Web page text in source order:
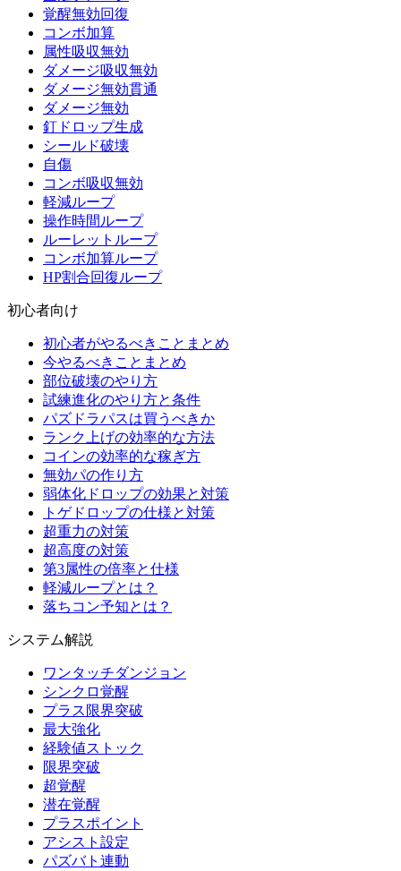
覚醒無効回復
コンボ加算
属性吸収無効
ダメージ吸収無効
ダメージ無効貫通
ダメージ無効
釘ドロップ生成
シールド破壊
自傷
コンボ吸収無効
軽減ループ
操作時間ループ
ルーレットループ
コンボ加算ループ
HP割合回復ループ
初心者向け
初心者がやるべきことまとめ
今やるべきことまとめ
部位破壊のやり方
試練進化のやり方と条件
パズドラパスは買うべきか
ランク上げの効率的な方法
コインの効率的な稼ぎ方
無効パの作り方
弱体化ドロップの効果と対策
トゲドロップの仕様と対策
超重力の対策
超高度の対策
第3属性の倍率と仕様
軽減ループとは？
落ちコン予知とは？
システム解説
ワンタッチダンジョン
シンクロ覚醒
プラス限界突破
最大強化
経験値ストック
限界突破
超覚醒
潜在覚醒
プラスポイント
アシスト設定
パズバト連動